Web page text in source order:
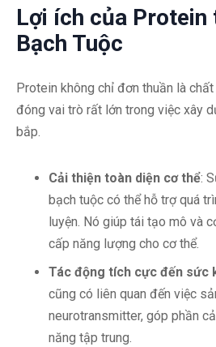
Lợi ích của Protein
Bạch Tuộc
Protein không chỉ đơn thuần là
đóng vai trò rất lớn trong việc xây
bắp.
Cải thiện toàn diện cơ thể:
bạch tuộc có thể hỗ trợ quá
luyện. Nó giúp tái tạo mô và
cấp năng lượng cho cơ thể.
Tác động tích cực đến sức
cũng có liên quan đến việc
neurotransmitter, góp phần
năng tập trung.